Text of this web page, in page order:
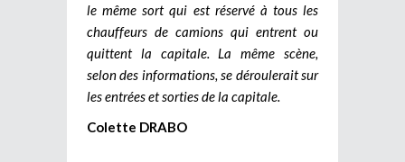
le même sort qui est réservé à tous les
chauffeurs de camions qui entrent ou
quittent la capitale. La même scène,
selon des informations, se déroulerait sur
les entrées et sorties de la capitale.
Colette DRABO